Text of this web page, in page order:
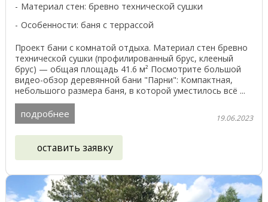
Материал стен: бревно технической сушки
Особенности: баня с террассой
Проект бани с комнатой отдыха. Материал стен бревно
технической сушки (профилированный брус, клееный
брус) — общая площадь 41.6 м² Посмотрите большой
видео-обзор деревянной бани "Парни": Компактная,
небольшого размера баня, в которой уместилось всё ...
подробнее 19.06.2023
оставить заявку